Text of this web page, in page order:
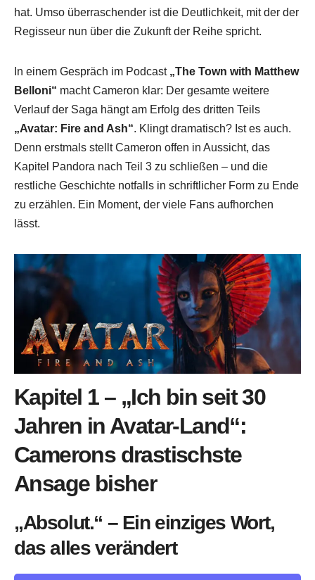
hat. Umso überraschender ist die Deutlichkeit, mit der der
Regisseur nun über die Zukunft der Reihe spricht.
In einem Gespräch im Podcast „The Town with Matthew
Belloni“ macht Cameron klar: Der gesamte weitere
Verlauf der Saga hängt am Erfolg des dritten Teils
„Avatar: Fire and Ash“. Klingt dramatisch? Ist es auch.
Denn erstmals stellt Cameron offen in Aussicht, das
Kapitel Pandora nach Teil 3 zu schließen – und die
restliche Geschichte notfalls in schriftlicher Form zu Ende
zu erzählen. Ein Moment, der viele Fans aufhorchen
lässt.
Kapitel 1 – „Ich bin seit 30
Jahren in Avatar-Land“:
Camerons drastischste
Ansage bisher
„Absolut.“ – Ein einziges Wort,
das alles verändert